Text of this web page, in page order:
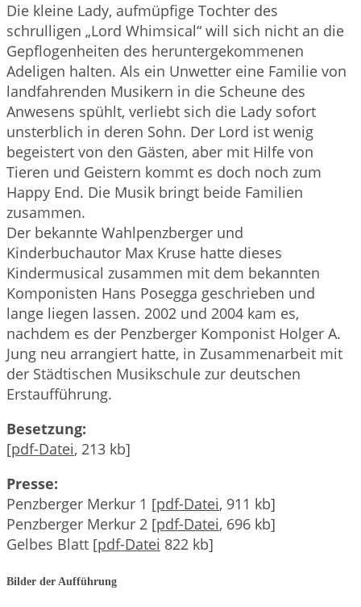
Die kleine Lady, aufmüpfige Tochter des
schrulligen „Lord Whimsical“ will sich nicht an die
Gepflogenheiten des heruntergekommenen
Adeligen halten. Als ein Unwetter eine Familie von
landfahrenden Musikern in die Scheune des
Anwesens spühlt, verliebt sich die Lady sofort
unsterblich in deren Sohn. Der Lord ist wenig
begeistert von den Gästen, aber mit Hilfe von
Tieren und Geistern kommt es doch noch zum
Happy End. Die Musik bringt beide Familien
zusammen.
Der bekannte Wahlpenzberger und
Kinderbuchautor Max Kruse hatte dieses
Kindermusical zusammen mit dem bekannten
Komponisten Hans Posegga geschrieben und
lange liegen lassen. 2002 und 2004 kam es,
nachdem es der Penzberger Komponist Holger A.
Jung neu arrangiert hatte, in Zusammenarbeit mit
der Städtischen Musikschule zur deutschen
Erstaufführung.
Besetzung:
[pdf-Datei, 213 kb]
Presse:
Penzberger Merkur 1 [pdf-Datei, 911 kb]
Penzberger Merkur 2 [pdf-Datei, 696 kb]
Gelbes Blatt [pdf-Datei 822 kb]
Bilder der Aufführung